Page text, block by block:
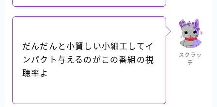
だんだんと小賢しい小細工してイ
ンパクト与えるのがこの番組の視
聴率よ
スクラッ
チ